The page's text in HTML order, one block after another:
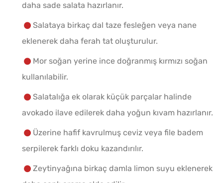
daha sade salata hazırlanır.
Salataya birkaç dal taze fesleğen veya nane
eklenerek daha ferah tat oluşturulur.
Mor soğan yerine ince doğranmış kırmızı soğan
kullanılabilir.
Salatalığa ek olarak küçük parçalar halinde
avokado ilave edilerek daha yoğun kıvam hazırlanır.
Üzerine hafif kavrulmuş ceviz veya file badem
serpilerek farklı doku kazandırılır.
Zeytinyağına birkaç damla limon suyu eklenerek